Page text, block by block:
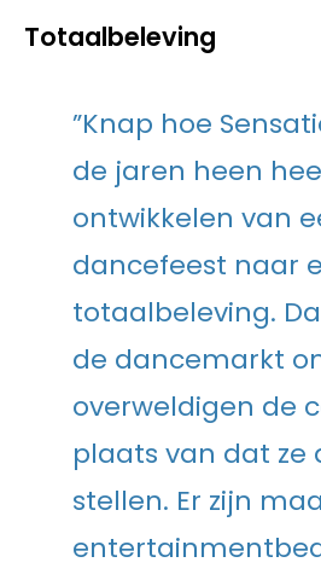
Totaalbeleving
”Knap hoe
de jaren heen
ontwikkelen van
dancefeest naar
totaalbeleving.
de dancemarkt
overweldigen de
plaats van dat ze
stellen. Er zijn